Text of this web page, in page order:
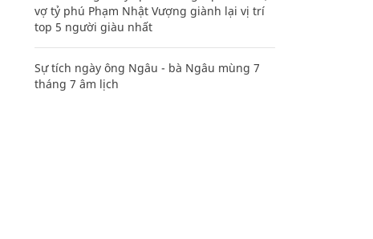
vợ tỷ phú Phạm Nhật Vượng giành lại vị trí
top 5 người giàu nhất
Sự tích ngày ông Ngâu - bà Ngâu mùng 7
tháng 7 âm lịch